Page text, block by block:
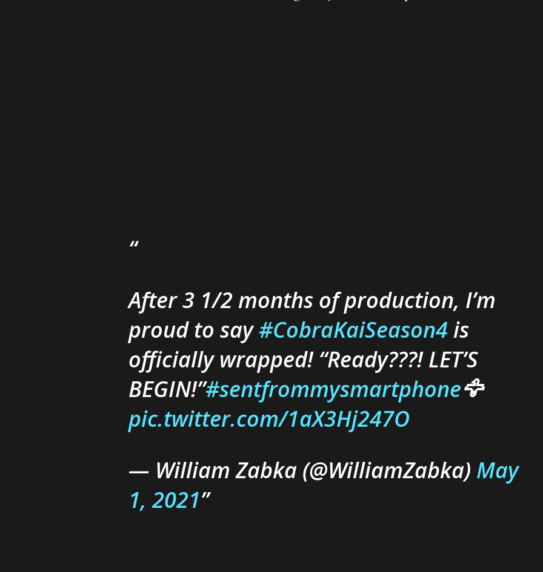
After 3 1/2 months of production, I’m
proud to say#CobraKaiSeason4 is
officially wrapped! “Ready???! LET’S
BEGIN!”#sentfrommysmartphone🦅
pic.twitter.com/1aX3Hj247O
— William Zabka (@WilliamZabka) May
1, 2021